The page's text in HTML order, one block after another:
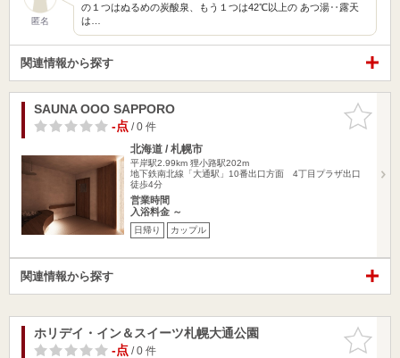
匿名
の１つはぬるめの炭酸泉、もう１つは42℃以上の あつ湯‥露天
は…
関連情報から探す
お気に入
りに追加
SAUNA OOO SAPPORO
-点/ 0 件
北海道 / 札幌市
平岸駅2.99km 狸小路駅202m
地下鉄南北線「大通駅」10番出口方面 4丁目プラザ出口
徒歩4分
営業時間
入浴料金 ～
日帰り カップル
関連情報から探す
お気に入
りに追加
ホリデイ・イン＆スイーツ札幌大通公園
-点/ 0 件